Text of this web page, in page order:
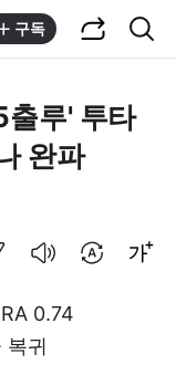
구독
루' 투타
완파
0.74
귀